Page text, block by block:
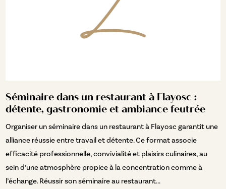
Séminaire dans un restaurant à Flayosc :
détente, gastronomie et ambiance feutrée
Organiser un séminaire dans un restaurant à Flayosc garantit une
alliance réussie entre travail et détente. Ce format associe
efficacité professionnelle, convivialité et plaisirs culinaires, au
sein d’une atmosphère propice à la concentration comme à
l’échange. Réussir son séminaire au restaurant...